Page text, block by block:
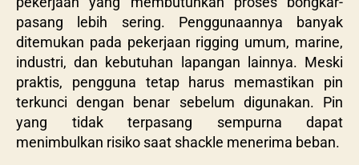
pasang lebih sering. Penggunaannya banyak
ditemukan pada pekerjaan rigging umum, marine,
industri, dan kebutuhan lapangan lainnya. Meski
praktis, pengguna tetap harus memastikan pin
terkunci dengan benar sebelum digunakan. Pin
yang tidak terpasang sempurna dapat
menimbulkan risiko saat shackle menerima beban.